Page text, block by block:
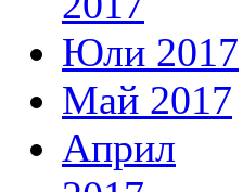
Юли 2017
Май 2017
Април